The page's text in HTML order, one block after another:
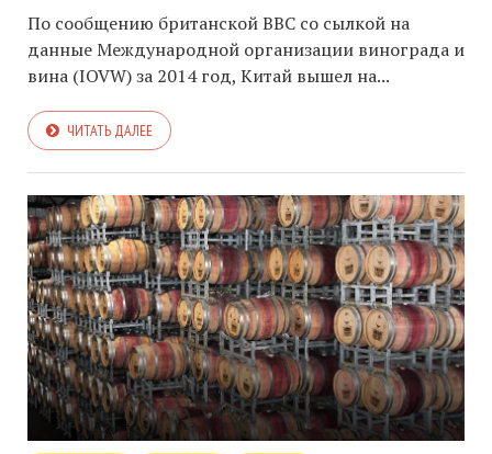
По сообщению британской BBC со сылкой на
данные Международной организации винограда и
вина (IOVW) за 2014 год, Китай вышел на...
ЧИТАТЬ ДАЛЕЕ